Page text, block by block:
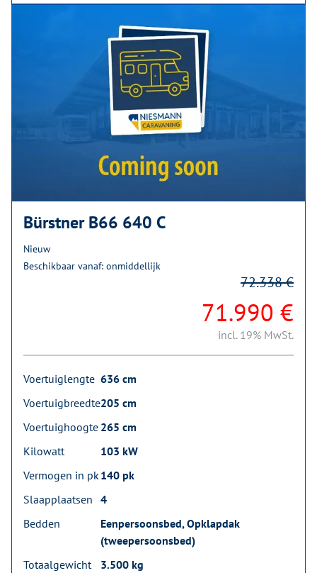
Bürstner B66 640 C
Nieuw
Beschikbaar vanaf: onmiddellijk
71.990 €
72.338 €
incl. 19% MwSt.
Voertuiglengte 636 cm
Voertuigbreedte205 cm
Voertuighoogte 265 cm
Kilowatt
103 kW
Vermogen in pk140 pk
Slaapplaatsen 4
Bedden
Eenpersoonsbed, Opklapdak
(tweepersoonsbed)
Totaalgewicht
3.500 kg